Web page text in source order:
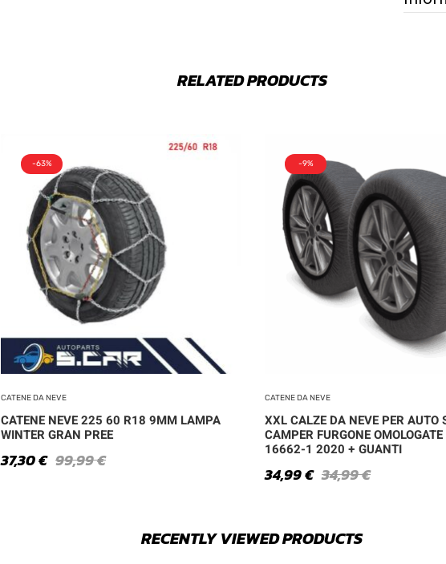
RELATED PRODUCTS
-63%
CATENE DA NEVE
CATENE NEVE 225 60 R18 9MM LAMPA
WINTER GRAN PREE
99,99€
37,30€
-9%
CATENE DA NEVE
XXL CALZE DA NEVE PER AUTO
CAMPER FURGONE OMOLOGATE
16662-1 2020 + GUANTI
34,99€
34,99€
RECENTLY VIEWED PRODUCTS